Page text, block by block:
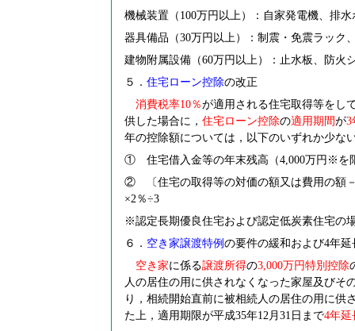
機械装置（100万円以上）：自家発電機、排水
器具備品（30万円以上）：制震・免震ラック
建物附属設備（60万円以上）：止水板、防火
５． 住宅ローン控除の改正
消費税率10％が適用される住宅取得等をし
供した場合に， 住宅ローン控除の適用期間が3
年の控除額については，以下のいずれか少な
① 住宅借入金等の年末残高（4,000万円※を
② 〔住宅の取得等の対価の額又は費用の額
×2％÷3
※認定長期優良住宅および認定低炭素住宅の
６． 空き家譲渡特例 の要件の緩和および4年
空き家に係る譲渡所得の3,000万円特別控除
人の居住の用に供されなくなった家屋及びそ
り，相続開始直前に被相続人の居住の用に供
た上，適用期限が平成35年12月31日まで4年延